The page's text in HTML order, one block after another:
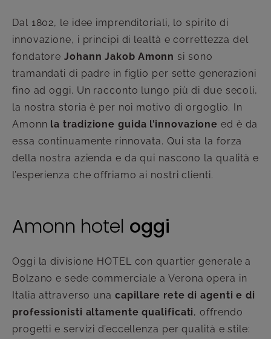
Dal 1802, le idee imprenditoriali, lo spirito di
innovazione, i principi di lealtà e correttezza del
fondatoreJohann Jakob Amonn si sono
tramandati di padre in figlio per sette generazioni
fino ad oggi. Un racconto lungo più di due secoli,
la nostra storia è per noi motivo di orgoglio. In
Amonn la tradizione guida l’innovazione ed è da
essa continuamente rinnovata. Qui sta la forza
della nostra azienda e da qui nascono la qualità e
l’esperienza che offriamo ai nostri clienti.
Amonn hotel oggi
Oggi la divisione HOTEL con quartier generale a
Bolzano e sede commerciale a Verona opera in
Italia attraverso una capillare rete di agenti e di
professionisti altamente qualificati, offrendo
progetti e servizi d’eccellenza per qualità e stile: